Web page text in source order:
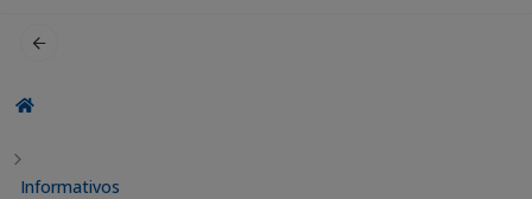
Informativos